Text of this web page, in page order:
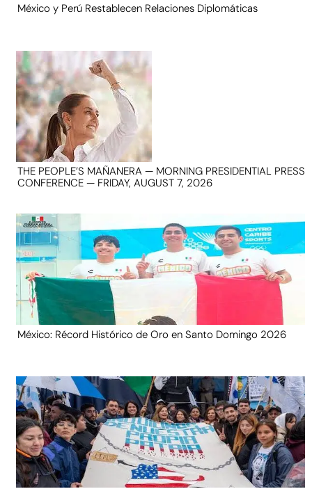
México y Perú Restablecen Relaciones Diplomáticas
THE PEOPLE’S MAÑANERA — MORNING PRESIDENTIAL PRESS
CONFERENCE — FRIDAY, AUGUST 7, 2026
México: Récord Histórico de Oro en Santo Domingo 2026